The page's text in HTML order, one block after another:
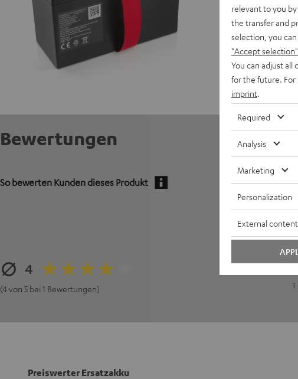
Bewertungen
So bewerten Kunden dieses Produkt
4
(4 von 5 bei 1 Bewertungen)
5
4
3
2
1
Preiswerter Ersatzakku
relevant to you
the transfer and
selection, you
"Accept selection"
You can adjust
for the future. For
imprint
Required
Analysis
Marketing
Personalization
External content